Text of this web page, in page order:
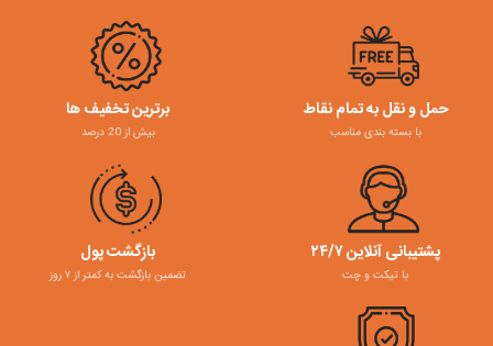
حمل و نقل به تمام نقاط
با بسته بندی مناسب
برترین تخفیف ها
بیش از 20 درصد
پشتیبانی آنلاین ۲۴/۷
با تیکت و چت
بازگشت پول
تضمین بازگشت به کمتر از ۷ روز